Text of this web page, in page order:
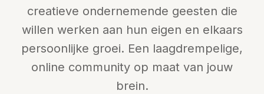
creatieve ondernemende geesten die
willen werken aan hun eigen en elkaars
persoonlijke groei. Een laagdrempelige,
online community op maat van jouw
brein.